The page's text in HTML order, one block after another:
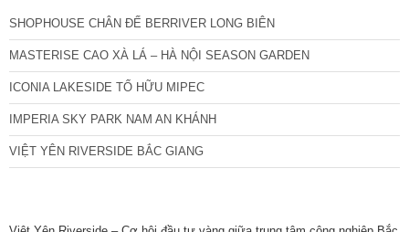
SHOPHOUSE CHÂN ĐẾ BERRIVER LONG BIÊN
MASTERISE CAO XÀ LÁ – HÀ NỘI SEASON GARDEN
ICONIA LAKESIDE TỐ HỮU MIPEC
IMPERIA SKY PARK NAM AN KHÁNH
VIỆT YÊN RIVERSIDE BẮC GIANG